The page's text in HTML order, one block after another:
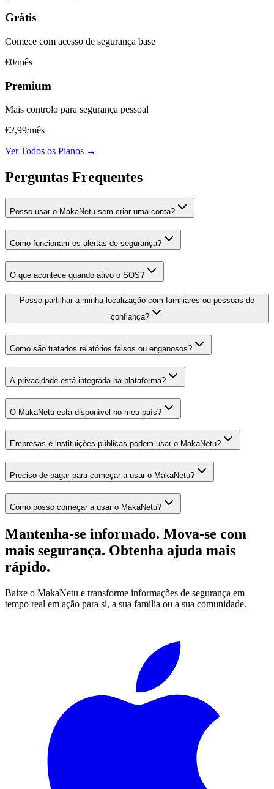
Grátis
Comece com acesso de segurança base
€0/mês
Premium
Mais controlo para segurança pessoal
€2,99/mês
Ver Todos os Planos →
Perguntas Frequentes
Posso usar o MakaNetu sem criar uma conta?
Como funcionam os alertas de segurança?
O que acontece quando ativo o SOS?
Posso partilhar a minha localização com familiares ou pessoas de
confiança?
Como são tratados relatórios falsos ou enganosos?
A privacidade está integrada na plataforma?
O MakaNetu está disponível no meu país?
Empresas e instituições públicas podem usar o MakaNetu?
Preciso de pagar para começar a usar o MakaNetu?
Como posso começar a usar o MakaNetu?
Mantenha-se informado. Mova-se com
mais segurança. Obtenha ajuda mais
rápido.
Baixe o MakaNetu e transforme informações de segurança em
tempo real em ação para si, a sua família ou a sua comunidade.